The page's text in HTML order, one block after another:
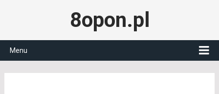
8opon.pl
Menu